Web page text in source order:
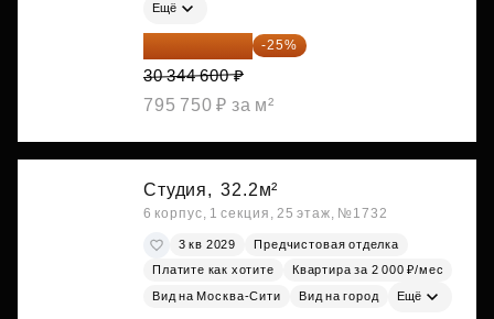
Ещё
22 758 450 ₽ -25%
30 344 600 ₽
795 750 ₽ за м²
Студия, 32.2м²
6 корпус, 1 секция, 25 этаж, №1732
3 кв 2029
Предчистовая отделка
Платите как хотите
Квартира за 2 000 ₽/мес
Вид на Москва-Сити Вид на город Ещё